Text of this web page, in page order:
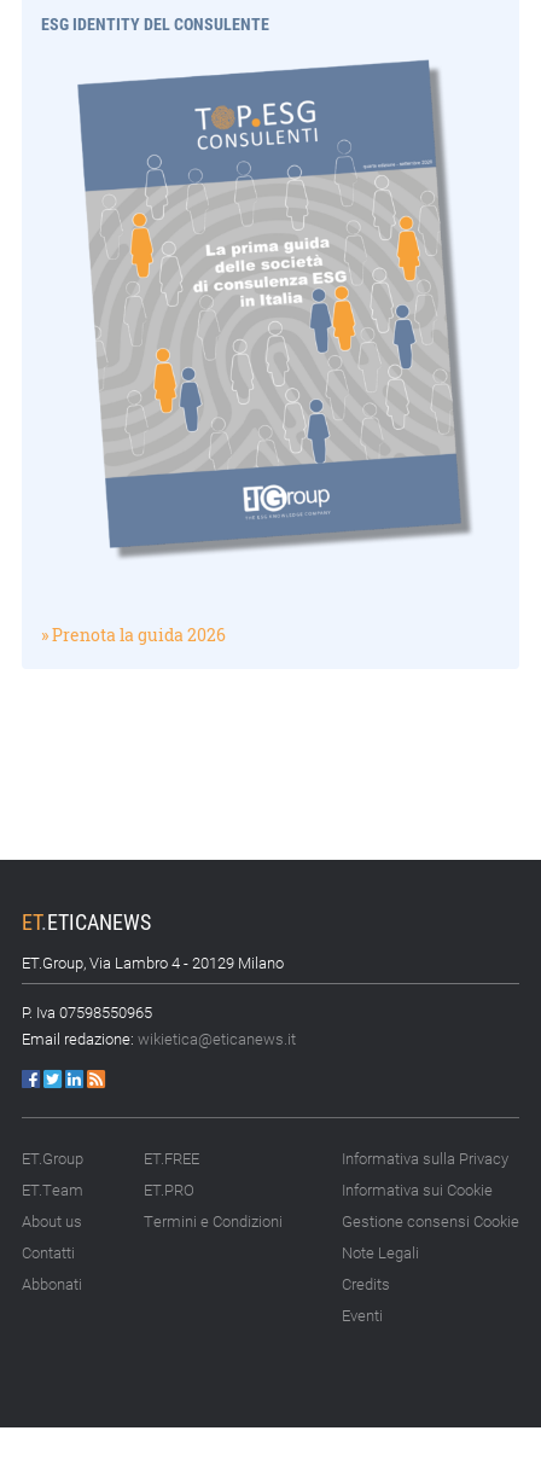
ESG IDENTITY DEL CONSULENTE
» Prenota la guida 2026
ET.ETICANEWS
ET.Group, Via Lambro 4 - 20129 Milano
P. Iva 07598550965
Email redazione: wikietica@eticanews.it
ET.Group
ET.Team
About us
Contatti
Abbonati
ET.FREE
ET.PRO
Termini e Condizioni
Informativa sulla Privacy
Informativa sui Cookie
Gestione consensi Cookie
Note Legali
Credits
Eventi